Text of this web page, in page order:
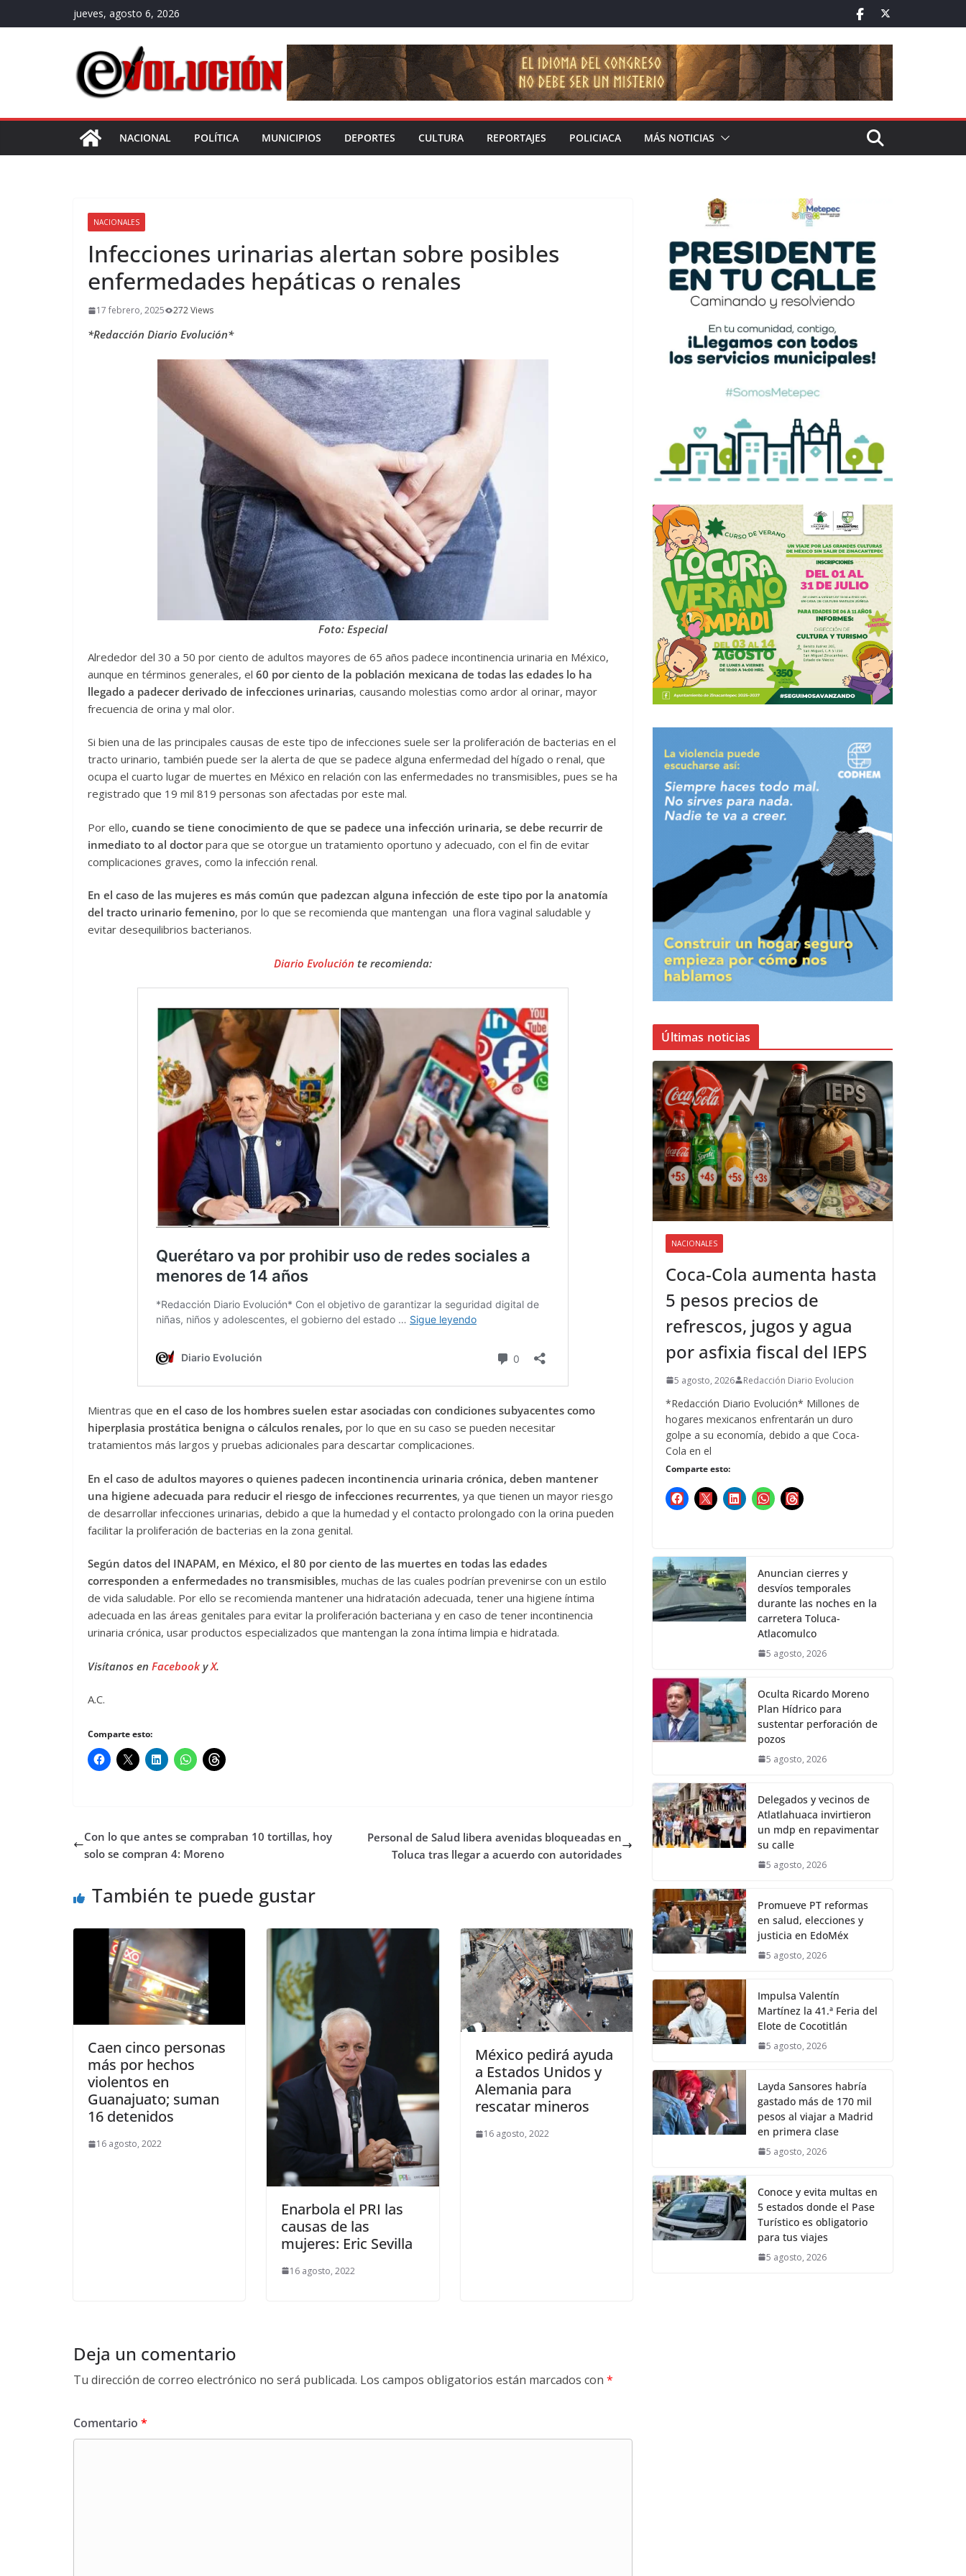
al
jueves, agosto 6, 2026
NACIONAL POLÍTICA MUNICIPIOS DEPORTES CULTURA REPORTAJES POLICIACA MÁS NOTICIAS
NACIONALES
Infecciones urinarias alertan sobre posibles
enfermedades hepáticas o renales
17 febrero, 2025 272 Views
*Redacción Diario Evolución*
Foto: Especial
Alrededor del 30 a 50 por ciento de adultos mayores de 65 años padece incontinencia urinaria en México,
aunque en términos generales, el 60 por ciento de la población mexicana de todas las edades lo ha
llegado a padecer derivado de infecciones urinarias, causando molestias como ardor al orinar, mayor
frecuencia de orina y mal olor.
Si bien una de las principales causas de este tipo de infecciones suele ser la proliferación de bacterias en el
tracto urinario, también puede ser la alerta de que se padece alguna enfermedad del hígado o renal, que
ocupa el cuarto lugar de muertes en México en relación con las enfermedades no transmisibles, pues se ha
registrado que 19 mil 819 personas son afectadas por este mal.
Por ello, cuando se tiene conocimiento de que se padece una infección urinaria, se debe recurrir de
inmediato to al doctorpara que se otorgue un tratamiento oportuno y adecuado, con el fin de evitar
complicaciones graves, como la infección renal.
En el caso de las mujeres es más común que padezcan alguna infección de este tipo por la anatomía
del tracto urinario femenino, por lo que se recomienda que mantengan una flora vaginal saludable y
evitar desequilibrios bacterianos.
Diario Evolución te recomienda:
Mientras que en el caso de los hombres suelen estar asociadas con condiciones subyacentes como
hiperplasia prostática benigna o cálculos renales, por lo que en su caso se pueden necesitar
tratamientos más largos y pruebas adicionales para descartar complicaciones.
En el caso de adultos mayores o quienes padecen incontinencia urinaria crónica, deben mantener
una higiene adecuada para reducir el riesgo de infecciones recurrentes, ya que tienen un mayor riesgo
de desarrollar infecciones urinarias, debido a que la humedad y el contacto prolongado con la orina pueden
facilitar la proliferación de bacterias en la zona genital.
Según datos del INAPAM, en México, el 80 por ciento de las muertes en todas las edades
corresponden a enfermedades no transmisibles, muchas de las cuales podrían prevenirse con un estilo
de vida saludable. Por ello se recomienda mantener una hidratación adecuada, tener una higiene íntima
adecuada en las áreas genitales para evitar la proliferación bacteriana y en caso de tener incontinencia
urinaria crónica, usar productos especializados que mantengan la zona íntima limpia e hidratada.
Visítanos en FacebookyX.
A.C.
Comparte esto:
Con lo que antes se compraban 10 tortillas, hoy
solo se compran 4: Moreno
Personal de Salud libera avenidas bloqueadas en
Toluca tras llegar a acuerdo con autoridades
También te puede gustar
Caen cinco personas
más por hechos
violentos en
Guanajuato; suman
16 detenidos
16 agosto, 2022
Enarbola el PRI las
causas de las
mujeres: Eric Sevilla
16 agosto, 2022
México pedirá ayuda
a Estados Unidos y
Alemania para
rescatar mineros
16 agosto, 2022
Deja un comentario
Tu dirección de correo electrónico no será publicada. Los campos obligatorios están marcados con *
Comentario *
Últimas noticias
NACIONALES
Coca-Cola aumenta hasta
5 pesos precios de
refrescos, jugos y agua
por asfixia fiscal del IEPS
5 agosto, 2026 Redacción Diario Evolucion
*Redacción Diario Evolución* Millones de
hogares mexicanos enfrentarán un duro
golpe a su economía, debido a que Coca-
Cola en el
Comparte esto:
Anuncian cierres y
desvíos temporales
durante las noches en la
carretera Toluca-
Atlacomulco
5 agosto, 2026
Oculta Ricardo Moreno
Plan Hídrico para
sustentar perforación de
pozos
5 agosto, 2026
Delegados y vecinos de
Atlatlahuaca invirtieron
un mdp en repavimentar
su calle
5 agosto, 2026
Promueve PT reformas
en salud, elecciones y
justicia en EdoMéx
5 agosto, 2026
Impulsa Valentín
Martínez la 41.ª Feria del
Elote de Cocotitlán
5 agosto, 2026
Layda Sansores habría
gastado más de 170 mil
pesos al viajar a Madrid
en primera clase
5 agosto, 2026
Conoce y evita multas en
5 estados donde el Pase
Turístico es obligatorio
para tus viajes
5 agosto, 2026